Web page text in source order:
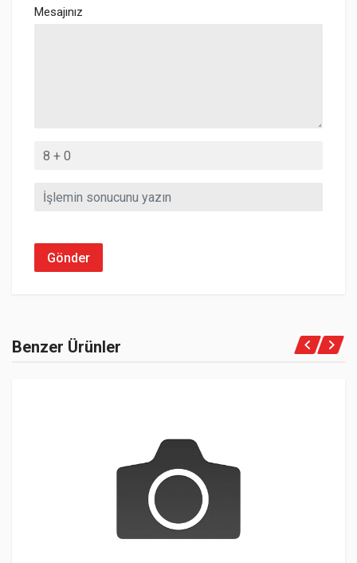
Mesajınız
Gönder
Benzer Ürünler